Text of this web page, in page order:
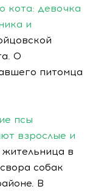
кота: девочка
и
О
питомца
псы
взрослые и
в
собак
В